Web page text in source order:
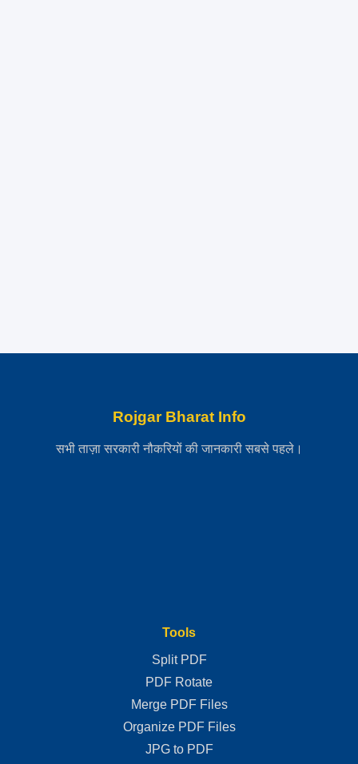
Rojgar Bharat Info
सभी ताज़ा सरकारी नौकरियों की जानकारी सबसे पहले।
Tools
Split PDF
PDF Rotate
Merge PDF Files
Organize PDF Files
JPG to PDF